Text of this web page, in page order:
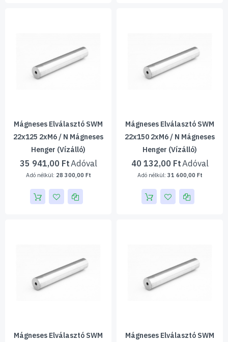
Mágneses Elválasztó SWM
22x125 2xM6 / N Mágneses
Henger (vízálló)
35 941,00 Ft
28 300,00 Ft
Mágneses Elválasztó SWM
22x150 2xM6 / N Mágneses
Henger (vízálló)
40 132,00 Ft
31 600,00 Ft
Mágneses Elválasztó SWM
Mágneses Elválasztó SWM